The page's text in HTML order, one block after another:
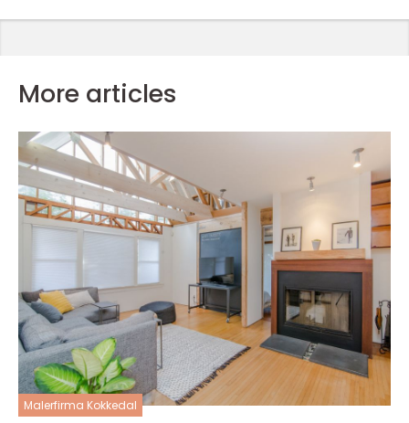
More articles
Malerfirma Kokkedal